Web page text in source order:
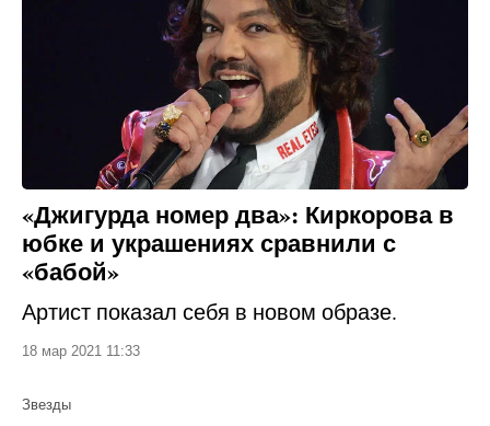
«Джигурда номер два»: Киркорова в
юбке и украшениях сравнили с
«бабой»
Артист показал себя в новом образе.
18 мар 2021 11:33
Звезды